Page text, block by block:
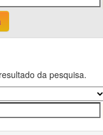
da pesquisa.